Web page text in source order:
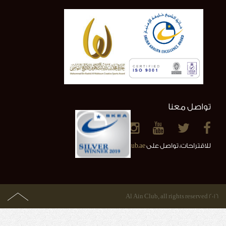
تواصل معنا
للاقتراحات، تواصل علىinfo@alainclub.ae
2016 Al Ain Club, all rights reserved